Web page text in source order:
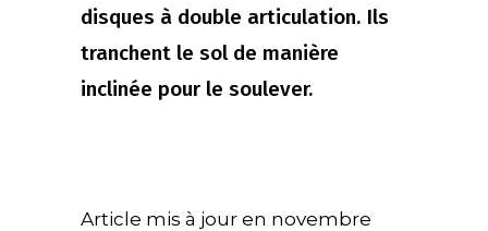
disques à double articulation. Ils
tranchent le sol de manière
inclinée pour le soulever.
Article mis à jour en novembre